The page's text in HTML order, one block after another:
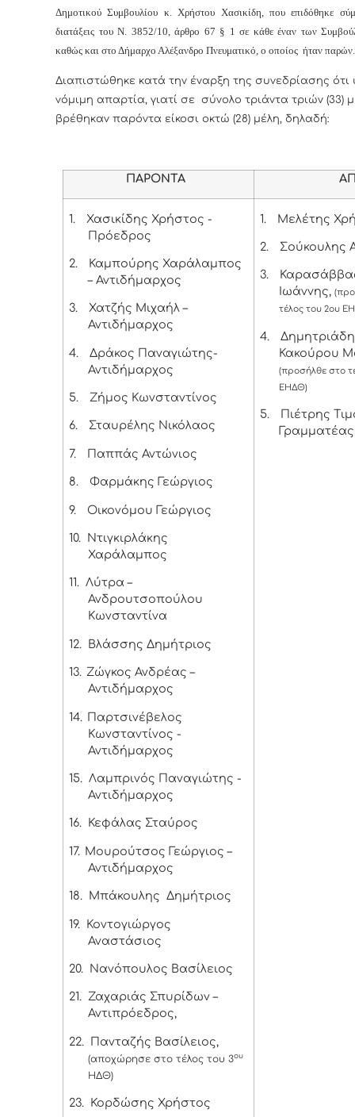
Δημοτικού Συμβουλίου κ. Χρήστου Χασικίδη, που επιδόθηκε
διατάξεις του Ν. 3852/10, άρθρο 67 § 1 σε κάθε έναν των
καθώς και στο Δήμαρχο Αλέξανδρο Πνευματικό, ο οποίος ήταν παρών.
Διαπιστώθηκε κατά την έναρξη της συνεδρίασης ότι
νόμιμη απαρτία, γιατί σε σύνολο τριάντα τριών (33)
βρέθηκαν παρόντα είκοσι οκτώ (28) μέλη, δηλαδή:
ΠΑΡΟΝΤΑ
1.
Χασικίδης Χρήστος -
Πρόεδρος
2.
Καμπούρης Χαράλαμπος
– Αντιδήμαρχος
3.
Χατζής Μιχαήλ –
Αντιδήμαρχος
4.
Δράκος Παναγιώτης-
Αντιδήμαρχος
5. Ζήμος Κωνσταντίνος
6. Σταυρέλης Νικόλαος
7. Παππάς Αντώνιος
8. Φαρμάκης Γεώργιος
9. Οικονόμου Γεώργιος
10.
Ντιγκιρλάκης
Χαράλαμπος
11. Λύτρα –
Ανδρουτσοπούλου
Κωνσταντίνα
12. Βλάσσης Δημήτριος
13. Ζώγκος Ανδρέας –
Αντιδήμαρχος
14. Παρτσινέβελος
Κωνσταντίνος -
Αντιδήμαρχος
15. Λαμπρινός Παναγιώτης -
Αντιδήμαρχος
16. Κεφάλας Σταύρος
17. Μουρούτσος Γεώργιος –
Αντιδήμαρχος
18. Μπάκουλης Δημήτριος
19.
Κοντογιώργος
Αναστάσιος
20. Νανόπουλος Βασίλειος
21. Ζαχαριάς Σπυρίδων –
Αντιπρόεδρος,
22. Πανταζής Βασίλειος,
(αποχώρησε στο τέλος του 3ου
ΗΔΘ)
23. Κορδώσης Χρήστος
1. Μελέτης
2. Σούκουλης
3.
Ιωάννης,
τέλος του 2ου
4.
Δημητριάδη
Κακούρου
(προσήλθε στο
ΕΗΔΘ)
5.
Πιέτρης
Γραμματέας